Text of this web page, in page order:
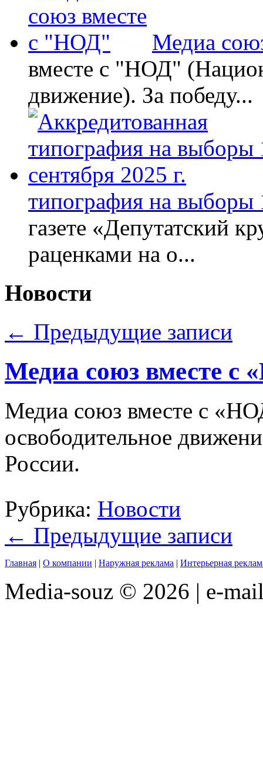
Медиа
вместе с "НОД"
движение). За победу...
типография на выборы
газете «Депутатский
раценками на о...
Новости
← Предыдущие записи
Медиа союз вместе с
Медиа союз вместе с
освободительное
России.
Рубрика: Новости
← Предыдущие записи
Главная | О компании | Наружная реклама | Интерьерная
Media-souz © 2026 | e-